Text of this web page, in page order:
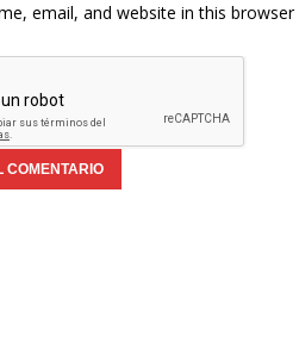
email, and website in this